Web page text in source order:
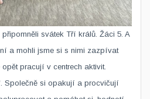
svátek Tří králů. Žáci 5. A
a mohli jsme si s nimi zazpívat
pracují v centrech aktivit.
Společně si opakují a procvičují